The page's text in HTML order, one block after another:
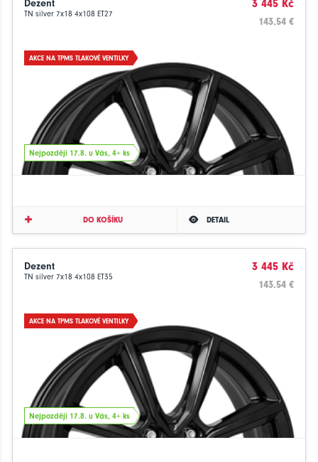
Dezent
TN silver 7x18 4x108 ET27
3 445 Kč
143.54 €
AKCE NA TPMS TLAKOVÉ VENTILKY
Nejpozději 17.8. u Vás, 4+ ks
DO KOŠÍKU DETAIL
Dezent
TN silver 7x18 4x108 ET35
3 445 Kč
143.54 €
AKCE NA TPMS TLAKOVÉ VENTILKY
Nejpozději 17.8. u Vás, 4+ ks